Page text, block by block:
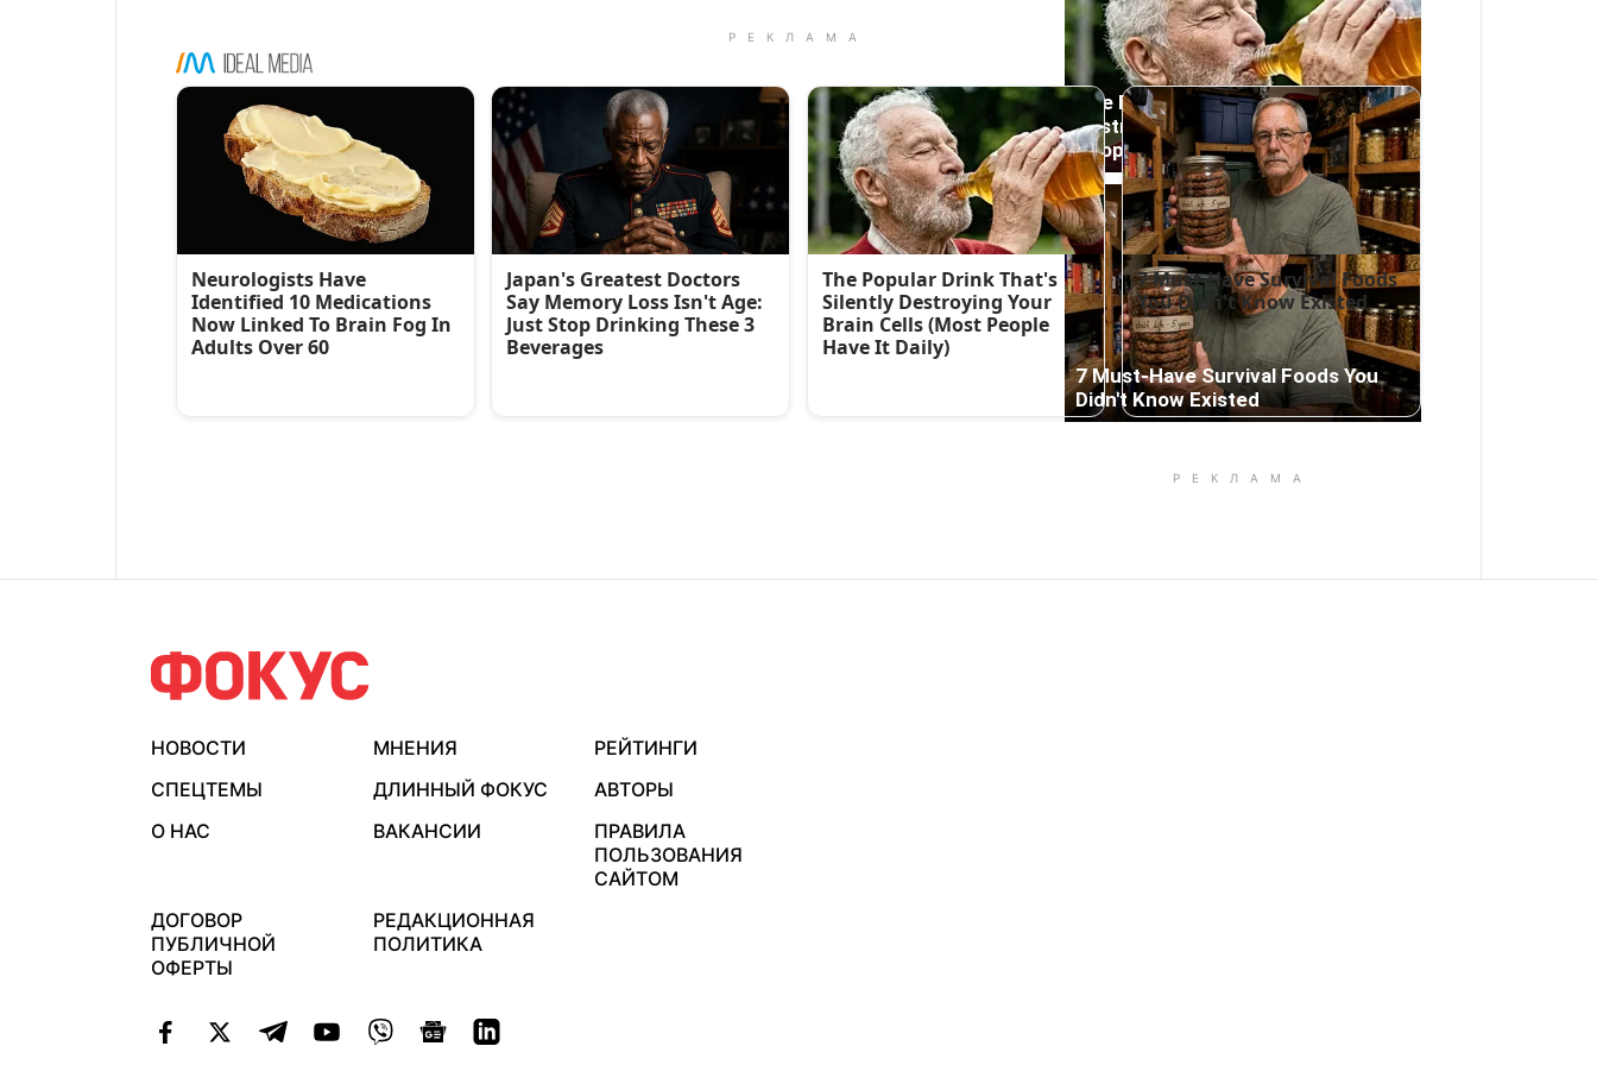
НОВОСТИ МНЕНИЯ
РЕЙТИНГИ
СПЕЦТЕМЫ
ДЛИННЫЙ ФОКУС
АВТОРЫ
О НАС
ВАКАНСИИ
ПРАВИЛА
ПОЛЬЗОВАНИЯ
САЙТОМ
ДОГОВОР
ПУБЛИЧНОЙ
ОФЕРТЫ
РЕДАКЦИОННАЯ
ПОЛИТИКА